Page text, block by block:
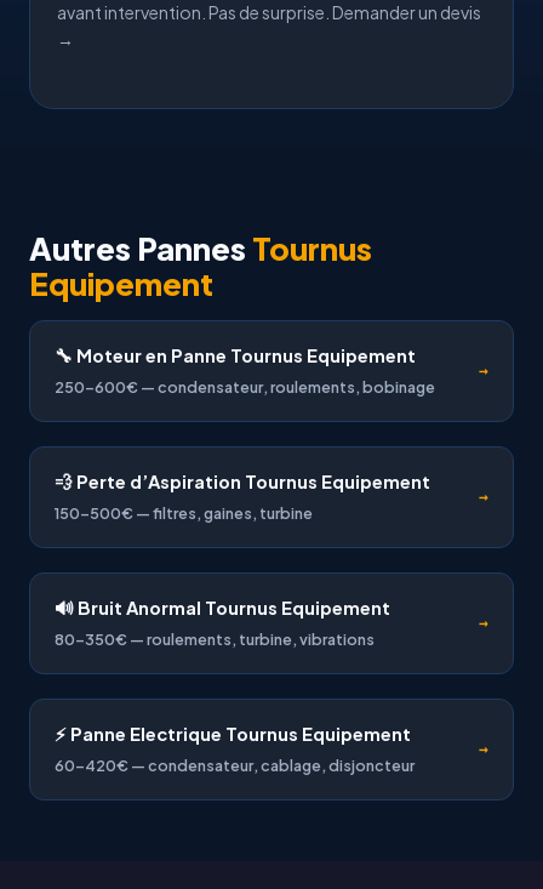
avant intervention. Pas de surprise. Demander un devis
→
Autres Pannes Tournus
Equipement
🔧 Moteur en Panne Tournus Equipement
250-600€ — condensateur, roulements, bobinage
→
💨 Perte d’Aspiration Tournus Equipement
150-500€ — filtres, gaines, turbine
→
🔊 Bruit Anormal Tournus Equipement
80-350€ — roulements, turbine, vibrations
→
⚡ Panne Electrique Tournus Equipement
60-420€ — condensateur, cablage, disjoncteur
→